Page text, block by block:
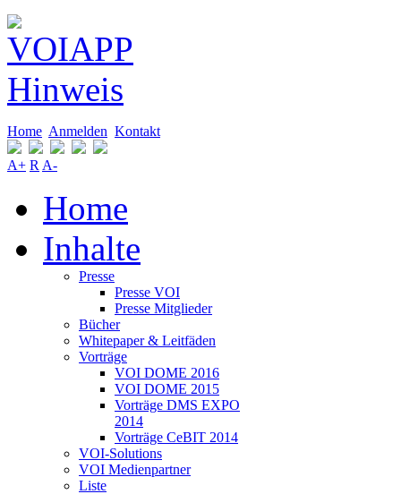
Home Anmelden Kontakt
A+ R A-
Home
Inhalte
Presse
Presse VOI
Presse Mitglieder
Bücher
Whitepaper & Leitfäden
Vorträge
VOI DOME 2016
VOI DOME 2015
Vorträge DMS EXPO
2014
Vorträge CeBIT 2014
VOI-Solutions
VOI Medienpartner
Liste